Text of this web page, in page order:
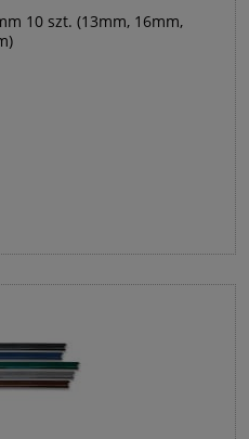
10 szt. (13mm, 16mm,